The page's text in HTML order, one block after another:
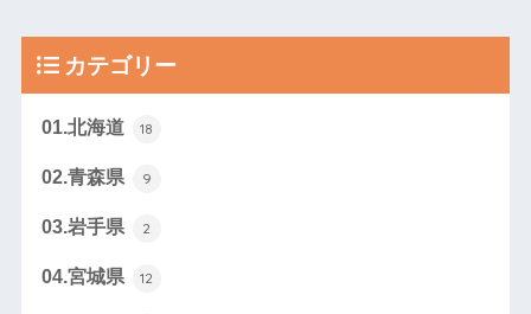
カテゴリー
01.北海道 18
02.青森県 9
03.岩手県 2
04.宮城県 12